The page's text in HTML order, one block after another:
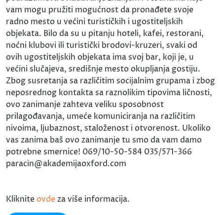
vam mogu pružiti mogućnost da pronađete svoje
radno mesto u većini turističkih i ugostiteljskih
objekata. Bilo da su u pitanju hoteli, kafei, restorani,
noćni klubovi ili turistički brodovi-kruzeri, svaki od
ovih ugostiteljskih objekata ima svoj bar, koji je, u
većini slučajeva, središnje mesto okupljanja gostiju.
Zbog susretanja sa različitim socijalnim grupama i zbog
neposrednog kontakta sa raznolikim tipovima ličnosti,
ovo zanimanje zahteva veliku sposobnost
prilagođavanja, umeće komuniciranja na različitim
nivoima, ljubaznost, staloženost i otvorenost. Ukoliko
vas zanima baš ovo zanimanje tu smo da vam damo
potrebne smernice! 069/10-50-584 035/571-366
paracin@akademijaoxford.com
Kliknite ovde za više informacija.